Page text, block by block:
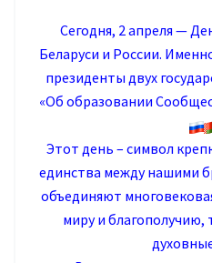
Сегодня, 2 апреля —
Беларуси и России.
президенты двух
«Об образовании
Этот день – символ
единства между нашими
объединяют
миру и благополучию,